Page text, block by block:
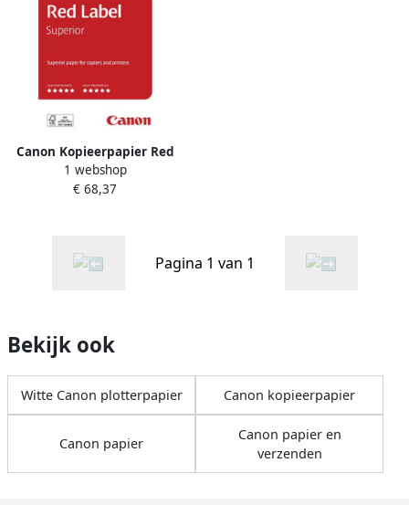
Canon Kopieerpapier Red
Label Superior A3 80gr wit
500 vel
1 webshop
€ 68,37
Pagina 1 van 1
Bekijk ook
Witte Canon plotterpapier Canon kopieerpapier
Canon papier
Canon papier en
verzenden